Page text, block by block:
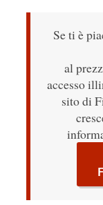
Se ti è
al
accesso
sito di